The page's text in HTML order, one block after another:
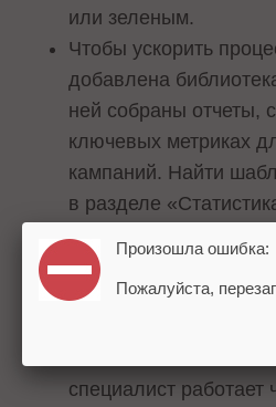
или зеленым.
Чтобы ускорить
добавлена
ней собраны отчеты,
ключевых метриках
кампаний. Найти
в разделе
отчетов». Любой
адаптировать под
как новый.
специалист
Произошла ошибка:
Пожалуйста,